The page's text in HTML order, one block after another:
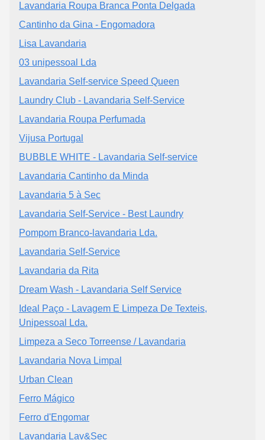
Lavandaria Roupa Branca Ponta Delgada
Cantinho da Gina - Engomadora
Lisa Lavandaria
03 unipessoal Lda
Lavandaria Self-service Speed Queen
Laundry Club - Lavandaria Self-Service
Lavandaria Roupa Perfumada
Vijusa Portugal
BUBBLE WHITE - Lavandaria Self-service
Lavandaria Cantinho da Minda
Lavandaria 5 à Sec
Lavandaria Self-Service - Best Laundry
Pompom Branco-lavandaria Lda.
Lavandaria Self-Service
Lavandaria da Rita
Dream Wash - Lavandaria Self Service
Ideal Paço - Lavagem E Limpeza De Texteis,
Unipessoal Lda.
Limpeza a Seco Torreense / Lavandaria
Lavandaria Nova Limpal
Urban Clean
Ferro Mágico
Ferro d'Engomar
Lavandaria Lav&Sec